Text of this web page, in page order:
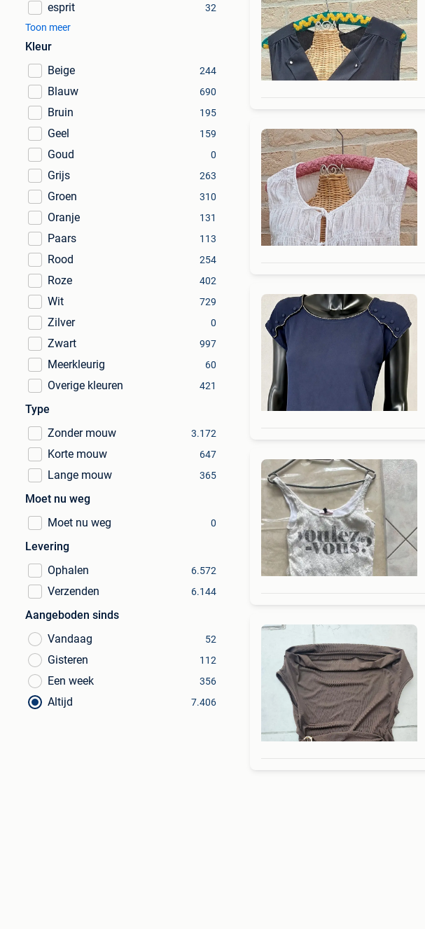
esprit
32
Toon meer
Kleur
Beige
244
Blauw 690
Bruin 195
Geel 159
Goud 0
Grijs 263
Groen 310
Oranje 131
Paars 113
Rood 254
Roze 402
Wit 729
Zilver 0
Zwart 997
Meerkleurig 60
Overige kleuren 421
Type
Zonder mouw
3.172
Korte mouw 647
Lange mouw 365
Moet nu weg
Moet nu weg
0
Levering
Ophalen
6.572
Verzenden 6.144
Aangeboden sinds
Vandaag
52
Gisteren 112
Een week 356
Altijd 7.406